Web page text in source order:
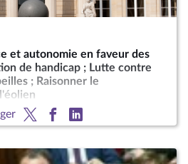
et autonomie en faveur des
de handicap ; Lutte contre
; Raisonner le